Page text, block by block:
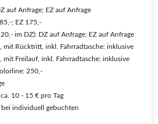
auf Anfrage; EZ auf Anfrage
; EZ 175,-
im DZ): DZ auf Anfrage; EZ auf Anfrage
mit Rücktritt, inkl. Fahrradtasche: inklusive
mit Freilauf, inkl. Fahrradtasche: inklusive
250,-
10 - 15 € pro Tag
individuell gebuchten